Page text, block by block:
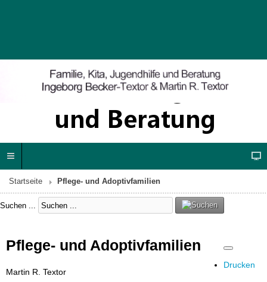
Startseite Pflege- und Adoptivfamilien
Suchen ...
Drucken
Pflege- und Adoptivfamilien
Martin R. Textor